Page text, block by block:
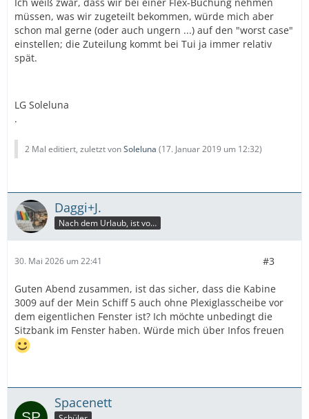
müssen, was wir zugeteilt bekommen, würde mich aber
schon mal gerne (oder auch ungern ...) auf den "worst case"
einstellen; die Zuteilung kommt bei Tui ja immer relativ
spät.
LG Soleluna
.
2 Mal editiert, zuletzt vonSoleluna (17. Januar 2019 um 12:32)
Daggi+J.
Nach dem Urlaub, ist vor dem Urlaub.
30. Mai 2026 um 22:41 #3
Guten Abend zusammen, ist das sicher, dass die Kabine
3009 auf der Mein Schiff 5 auch ohne Plexiglasscheibe vor
dem eigentlichen Fenster ist? Ich möchte unbedingt die
Sitzbank im Fenster haben. Würde mich über Infos freuen
Spacenett